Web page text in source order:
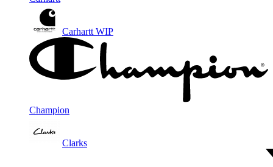
Carhartt WIP
Champion
Clarks